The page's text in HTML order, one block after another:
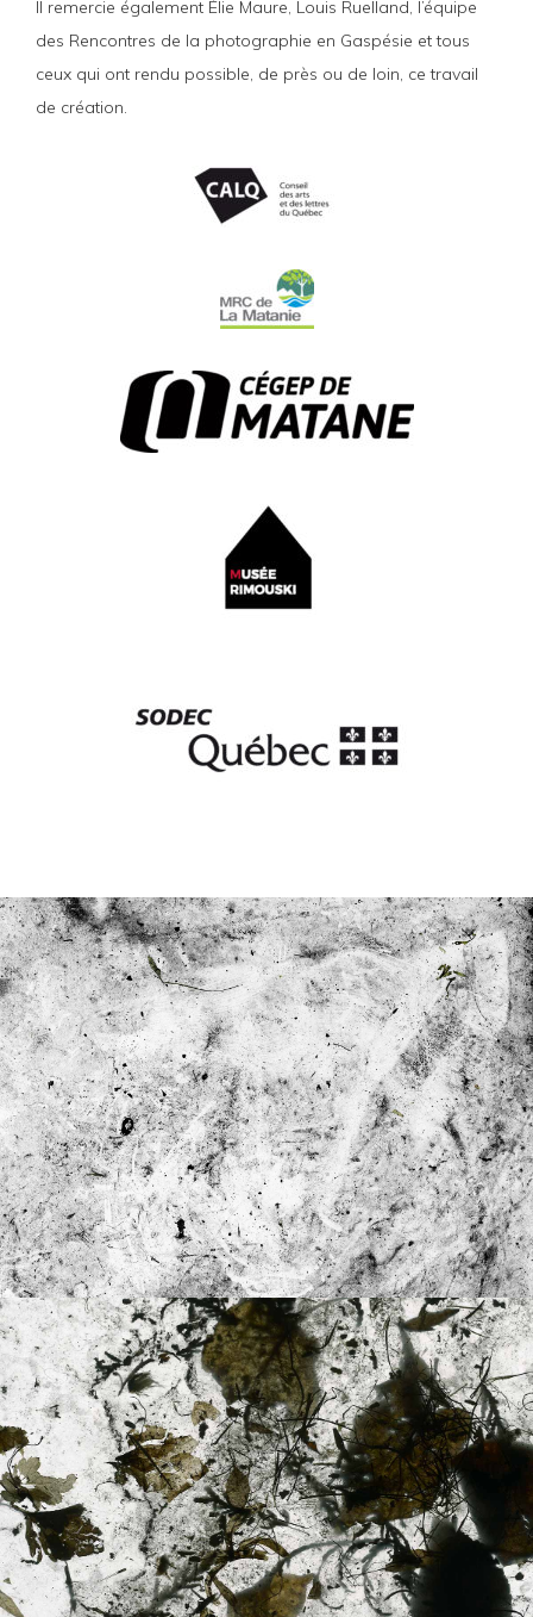
Il remercie également Élie Maure, Louis Ruelland, l’équipe
des Rencontres de la photographie en Gaspésie et tous
ceux qui ont rendu possible, de près ou de loin, ce travail
de création.